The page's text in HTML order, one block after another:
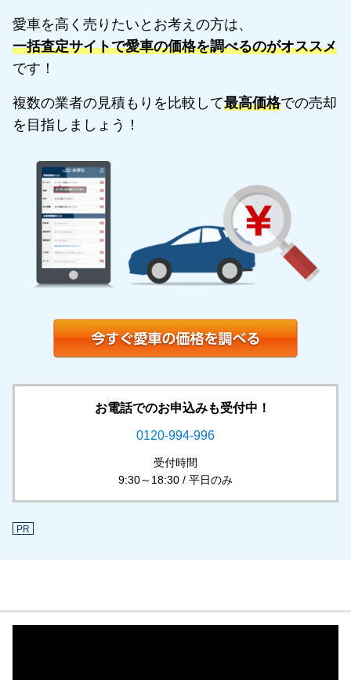
愛車を高く売りたいとお考えの方は、
一括査定サイトで愛車の価格を調べるのがオススメ
です！
複数の業者の見積もりを比較して最高価格での売却
を目指しましょう！
お電話でのお申込みも受付中！
0120-994-996
受付時間
9:30～18:30 / 平日のみ
PR